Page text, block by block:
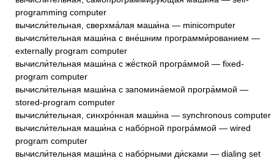
programming computer
вычисли́тельная, сверхма́лая маши́на — minicomputer
вычисли́тельная маши́на с вне́шним программи́рованием —
externally program computer
вычисли́тельная маши́на с жё́сткой програ́ммой — fixed-
program computer
вычисли́тельная маши́на с запомина́емой програ́ммой —
stored-program computer
вычисли́тельная, синхро́нная маши́на — synchronous computer
вычисли́тельная маши́на с набо́рной програ́ммой — wired
program computer
вычисли́тельная маши́на с набо́рными ди́сками — dialing set